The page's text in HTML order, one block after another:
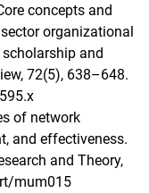
concepts and
organizational
and
72(5), 638–648.
of network
and effectiveness.
and Theory,
mum015